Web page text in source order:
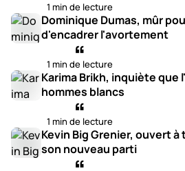
1 min de lecture
Dominique Dumas, mûr
d'encadrer l'avortement
1 min de lecture
Karima Brikh, inquiète que
hommes blancs
1 min de lecture
Kevin Big Grenier, ouvert
son nouveau parti